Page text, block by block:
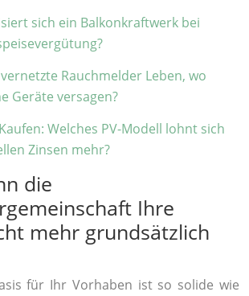
sich ein Balkonkraftwerk bei
Rauchmelder Leben, wo
Geräte versagen?
Welches PV-Modell lohnt sich
Zinsen mehr?
die
Ihre
mehr grundsätzlich
für Ihr Vorhaben ist so solide wie